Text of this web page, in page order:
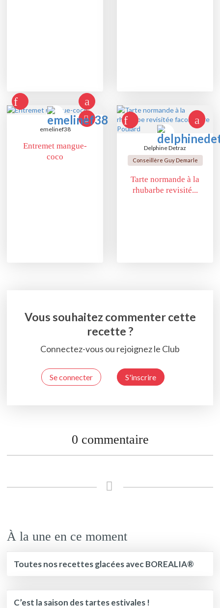
emelinef38
Entremet mangue-
coco
Delphine Detraz
Conseillère Guy Demarle
Tarte normande à la
rhubarbe revisité...
Vous souhaitez commenter cette
recette ?
Connectez-vous ou rejoignez le Club
Se connecter S'inscrire
0 commentaire
À la une en ce moment
Toutes nos recettes glacées avec BOREALIA®
C’est la saison des tartes estivales !